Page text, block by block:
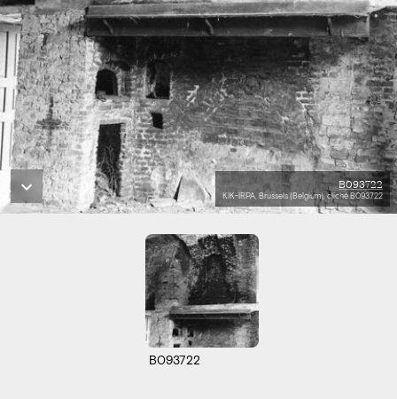
B093722
KIK-IRPA, Brussels (Belgium), cliché B093722
B093722